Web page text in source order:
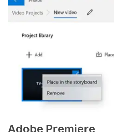
Adobe Premiere